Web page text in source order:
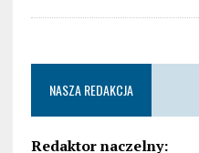
NASZA REDAKCJA
Redaktor naczelny: